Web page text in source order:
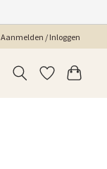
Aanmelden / Inloggen